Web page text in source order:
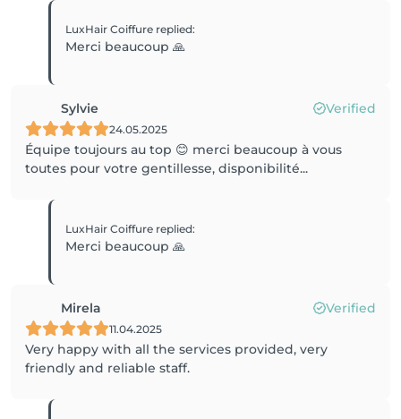
LuxHair Coiffure replied:
Merci beaucoup 🙏
Sylvie Verified
24.05.2025
Équipe toujours au top 😊 merci beaucoup à vous
toutes pour votre gentillesse, disponibilité...
LuxHair Coiffure replied:
Merci beaucoup 🙏
Mirela Verified
11.04.2025
Very happy with all the services provided, very
friendly and reliable staff.